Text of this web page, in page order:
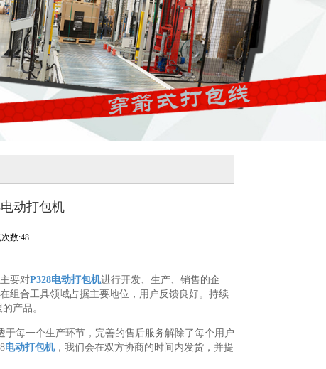
动打包机
数:48
要对P328电动打包机进行开发、生产、销售的企
组合工具领域占据主要地位，用户反馈良好。持续
产品。
每一个生产环节，完善的售后服务解除了每个用户
电动打包机，我们会在双方协商的时间内发货，并提